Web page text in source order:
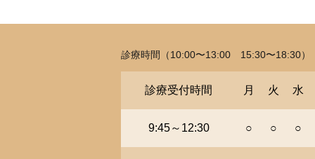
診療時間（10:00〜13:00 15:30〜18:30）
診療受付時間 月 火 水
9:45～12:30 ○ ○ ○